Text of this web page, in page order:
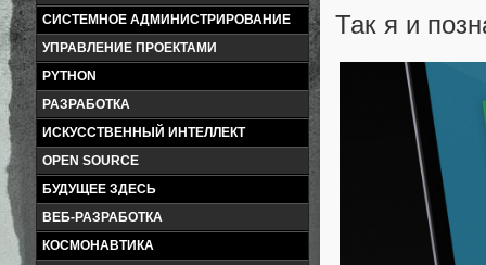
СИСТЕМНОЕ АДМИНИСТРИРОВАНИЕ
УПРАВЛЕНИЕ ПРОЕКТАМИ
PYTHON
РАЗРАБОТКА
ИСКУССТВЕННЫЙ ИНТЕЛЛЕКТ
OPEN SOURCE
БУДУЩЕЕ ЗДЕСЬ
ВЕБ-РАЗРАБОТКА
КОСМОНАВТИКА
Так я и